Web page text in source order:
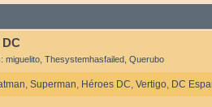
miguelito, Thesystemhasfailed, Querubo
Superman Héroes DC Vertigo DC